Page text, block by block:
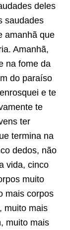
deles
saudades
amanhã que
Amanhã,
na fome da
do paraíso
e te
te
ter
termina na
dedos, não
vida, cinco
muito
mais corpos
muito mais
muito mais